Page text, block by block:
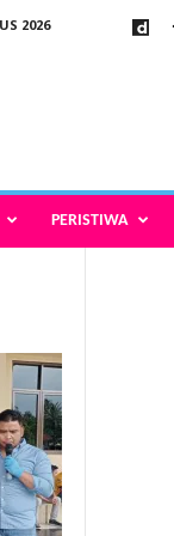
2026
PERISTIWA